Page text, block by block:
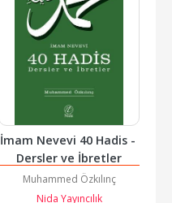
İmam Nevevi 40 Hadis -
Dersler ve İbretler
Muhammed Özkılınç
Nida Yayıncılık